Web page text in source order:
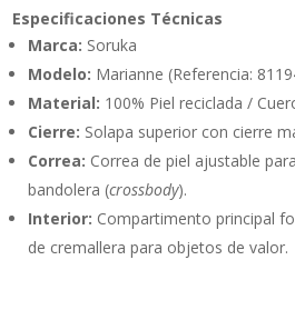
Especificaciones Técnicas
Marca: Soruka
Modelo: Marianne (Referencia:
Material: 100% Piel reciclada /
Cierre: Solapa superior con cierre
Correa: Correa de piel ajustable
bandolera (crossbody).
Interior: Compartimento principal
de cremallera para objetos de valor.